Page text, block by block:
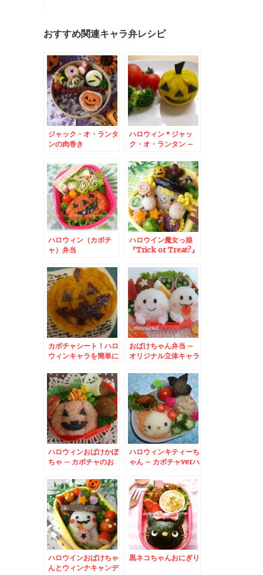
おすすめ関連キャラ弁レシピ
ジャック・オ・ランタ
ンの肉巻き
ハロウィン＊ジャッ
ク・オ・ランタン –
かぼちゃとチーズ★
ハロウィン（カボチ
ャ）弁当
ハロウイン魔女っ娘
『Trick or Treat?』
カボチャシート！ハロ
ウィンキャラを簡単に
ック・オ・ランタン♪
おばけちゃん弁当 –
オリジナル立体キャラ
ハロウィンおばけかぼ
ちゃ – カボチャのお
ケ★
ハロウィンキティーち
ゃん – カボチャverハ
ハロウインおばけちゃ
んとウィンナキャンデ
黒ネコちゃんおにぎり